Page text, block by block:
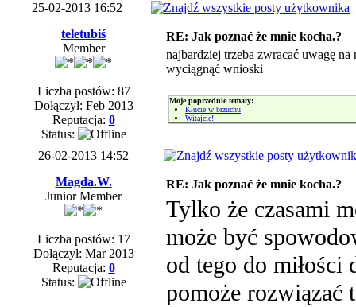
25-02-2013 16:52
teletubiś
Member
Liczba postów: 87
Dołączył: Feb 2013
Reputacja: 0
Status:
RE: Jak poznać że mnie kocha.?
najbardziej trzeba zwracać uwagę
wyciągnąć wnioski
Moje poprzednie tematy:
Kłucie w brzuchu
Witajcie!
26-02-2013 14:52
Magda.W.
Junior Member
Liczba postów: 17
Dołączył: Mar 2013
Reputacja: 0
Status:
RE: Jak poznać że mnie kocha.?
Tylko że czasami
może być
od tego do miłości
pomoże rozwiązać